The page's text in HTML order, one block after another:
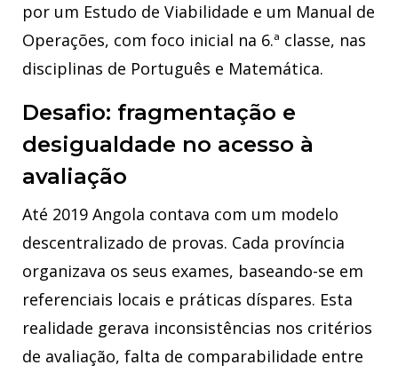
por um Estudo de Viabilidade e um Manual de
Operações, com foco inicial na 6.ª classe, nas
disciplinas de Português e Matemática.
Desafio: fragmentação e
desigualdade no acesso à
avaliação
Até 2019 Angola contava com um modelo
descentralizado de provas. Cada província
organizava os seus exames, baseando-se em
referenciais locais e práticas díspares. Esta
realidade gerava inconsistências nos critérios
de avaliação, falta de comparabilidade entre